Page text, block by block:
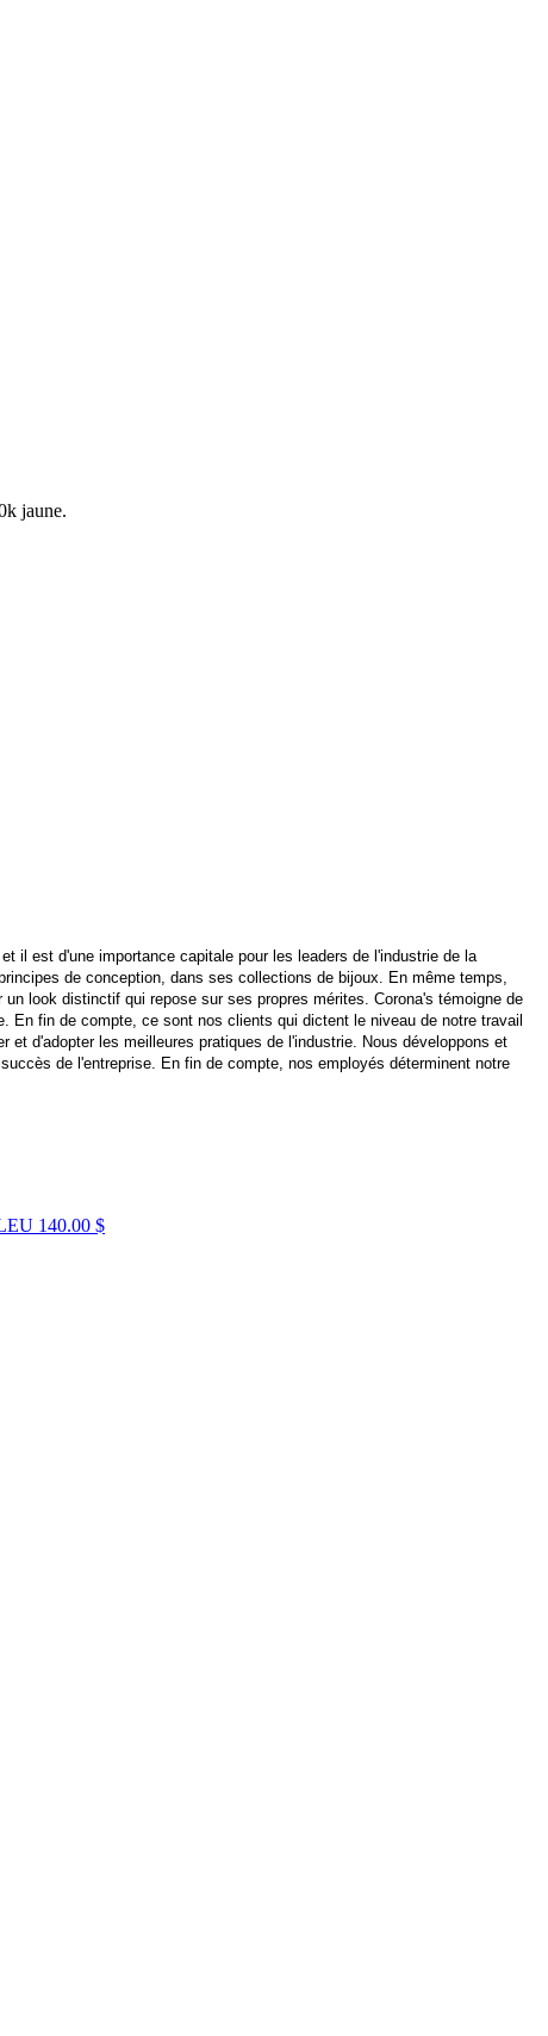
jaune.
il est d'une importance capitale pour les leaders de l'industrie de la
de conception, dans ses collections de bijoux. En même temps,
look distinctif qui repose sur ses propres mérites. Corona's témoigne de
fin de compte, ce sont nos clients qui dictent le niveau de notre travail
d'adopter les meilleures pratiques de l'industrie. Nous développons et
de l'entreprise. En fin de compte, nos employés déterminent notre
140.00 $